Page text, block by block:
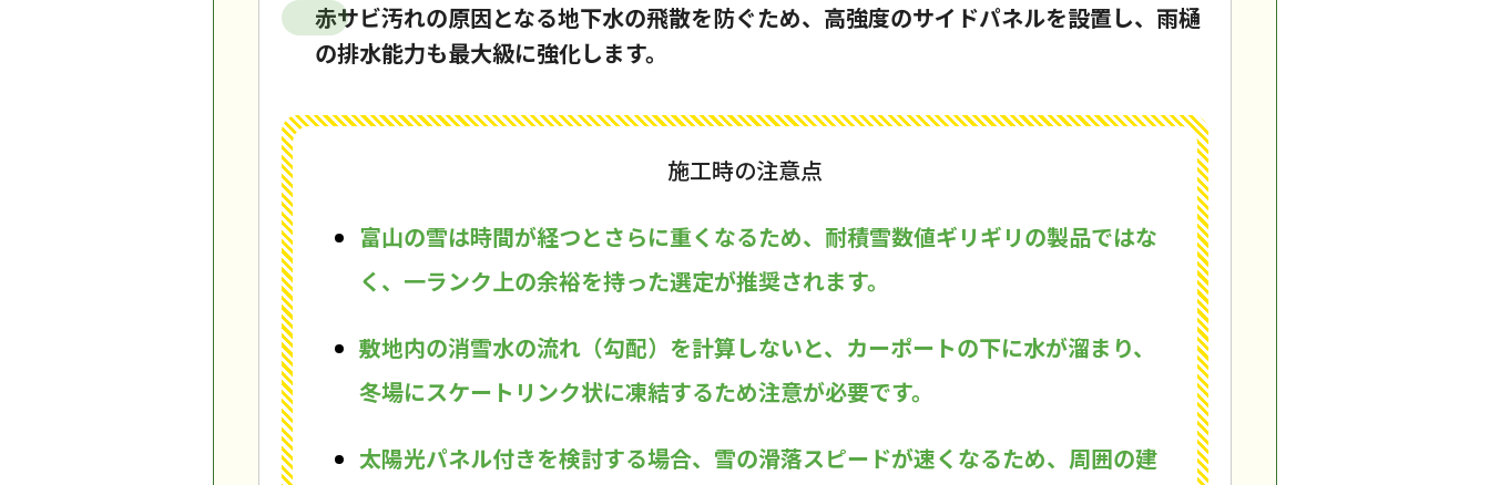
赤サビ汚れの原因となる地下水の飛散を防ぐため、高強度のサイドパネルを設置し、雨樋
の排水能力も最大級に強化します。
施工時の注意点
富山の雪は時間が経つとさらに重くなるため、耐積雪数値ギリギリの製品ではな
く、一ランク上の余裕を持った選定が推奨されます。
敷地内の消雪水の流れ（勾配）を計算しないと、カーポートの下に水が溜まり、
冬場にスケートリンク状に凍結するため注意が必要です。
太陽光パネル付きを検討する場合、雪の滑落スピードが速くなるため、周囲の建